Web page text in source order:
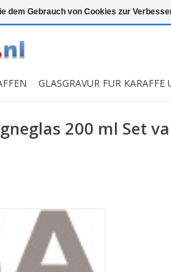
Graveren
GLASGRAVUR FUR
200 ml Set
dem Gebrauch von Cookies zur